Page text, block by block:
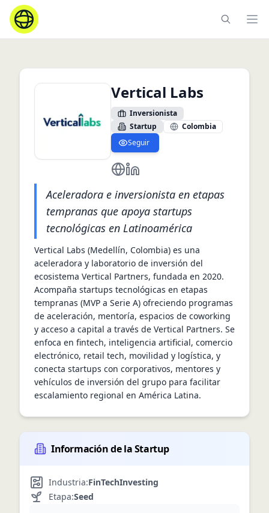
Vertical Labs
Inversionista
Startup
Colombia
Seguir
https://vertical-lab.com/
https://www.linkedin.com/
Aceleradora e inversionista en etapas
tempranas que apoya startups
tecnológicas en Latinoamérica
Vertical Labs (Medellín, Colombia) es una
aceleradora y laboratorio de inversión del
ecosistema Vertical Partners, fundada en 2020.
Acompaña startups tecnológicas en etapas
tempranas (MVP a Serie A) ofreciendo programas
de aceleración, mentoría, espacios de coworking
y acceso a capital a través de Vertical Partners. Se
enfoca en fintech, inteligencia artificial, comercio
electrónico, retail tech, movilidad y logística, y
conecta startups con corporativos, mentores y
vehículos de inversión del grupo para facilitar
escalamiento regional en América Latina.
Información de la Startup
Industria:FinTechInvesting
Etapa:Seed